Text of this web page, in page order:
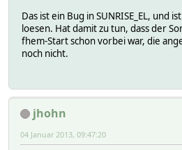
Das ist ein Bug in SUNRISE_EL, und
loesen. Hat damit zu tun, dass der
fhem-Start schon vorbei war, die
noch nicht.
jhohn
04 Januar 2013, 09:47:20